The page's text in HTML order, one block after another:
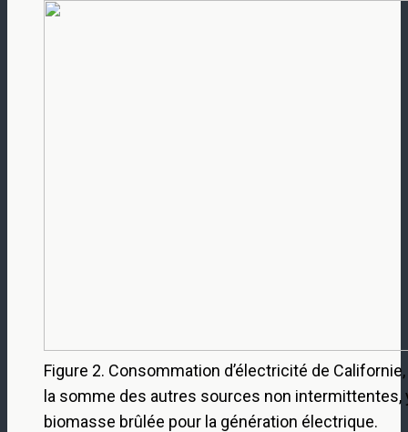
Figure 2. Consommation d’électricité de
la somme des autres sources non intermittentes,
biomasse brûlée pour la génération électrique.